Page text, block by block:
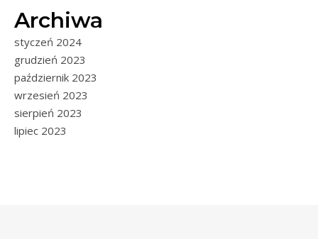
Archiwa
styczeń 2024
grudzień 2023
październik 2023
wrzesień 2023
sierpień 2023
lipiec 2023